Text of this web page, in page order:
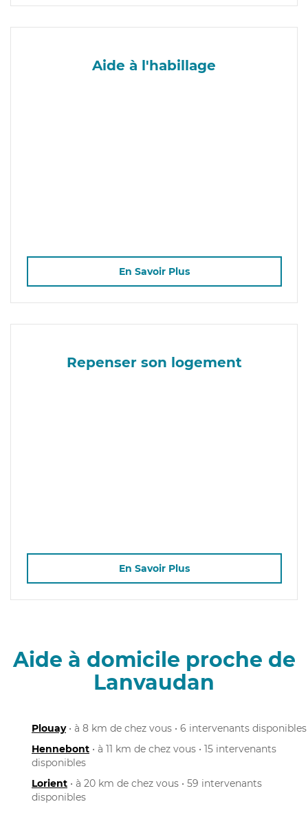
Aide à l'habillage
En Savoir Plus
Repenser son logement
En Savoir Plus
Aide à domicile proche de
Lanvaudan
Plouay• à 8 km de chez vous • 6 intervenants disponibles
Hennebont • à 11 km de chez vous • 15 intervenants
disponibles
Lorient • à 20 km de chez vous • 59 intervenants
disponibles